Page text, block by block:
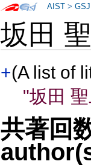
坂田
+(A list of
"坂田
共著回
AIST >GSJ